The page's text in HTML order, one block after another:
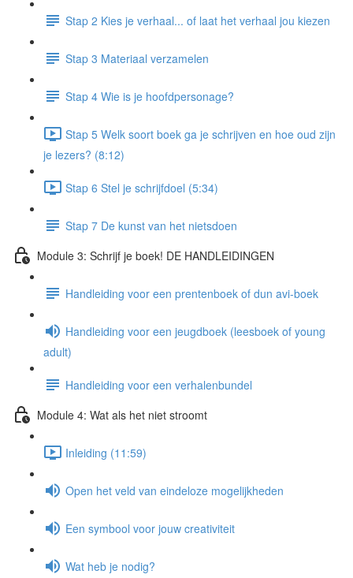
Stap 2 Kies je verhaal... of laat het verhaal jou kiezen
Stap 3 Materiaal verzamelen
Stap 4 Wie is je hoofdpersonage?
Stap 5 Welk soort boek ga je schrijven en hoe oud zijn
je lezers? (8:12)
Stap 6 Stel je schrijfdoel (5:34)
Stap 7 De kunst van het nietsdoen
Module 3: Schrijf je boek! DE HANDLEIDINGEN
Handleiding voor een prentenboek of dun avi-boek
Handleiding voor een jeugdboek (leesboek of young
adult)
Handleiding voor een verhalenbundel
Module 4: Wat als het niet stroomt
Inleiding (11:59)
Open het veld van eindeloze mogelijkheden
Een symbool voor jouw creativiteit
Wat heb je nodig?